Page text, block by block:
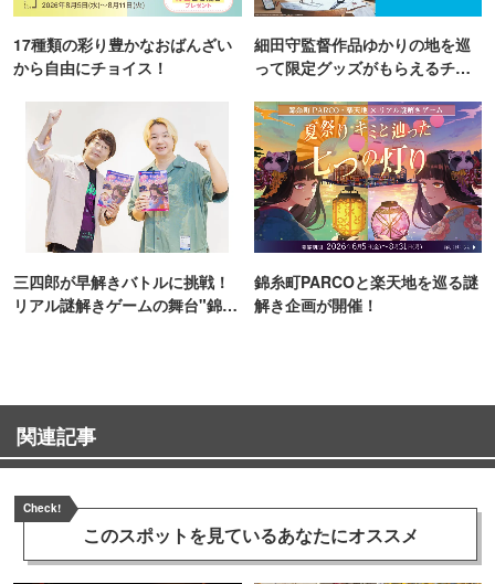
17種類の彩り豊かなおばんざい
から自由にチョイス！
細田守監督作品ゆかりの地を巡
って限定グッズがもらえるチャ
三四郎が早解きバトルに挑戦！
リアル謎解きゲームの舞台"錦糸
錦糸町PARCOと楽天地を巡る謎
解き企画が開催！
関連記事
Check!
このスポットを見ているあなたにオススメ